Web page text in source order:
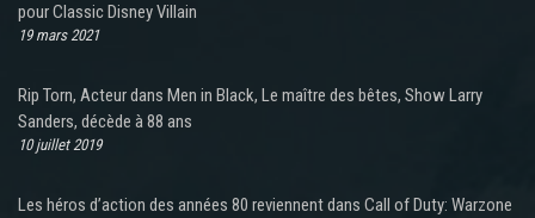
pour Classic Disney Villain
19 mars 2021
Rip Torn, Acteur dans Men in Black, Le maître des bêtes, Show Larry
Sanders, décède à 88 ans
10 juillet 2019
Les héros d’action des années 80 reviennent dans Call of Duty: Warzone